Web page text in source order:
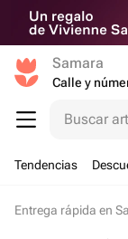
Samara
Calle y
Buscar
Tendencias
Entrega rápida en